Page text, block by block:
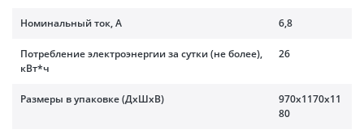
Номинальный ток, A 6,8
Потребление электроэнергии за сутки (не более),
кВт*ч
26
Размеры в упаковке (ДхШхВ)
970x1170x11
80